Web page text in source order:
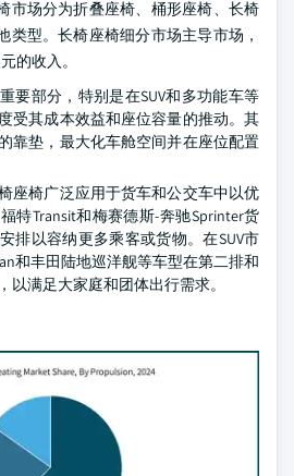
市场分为折叠座椅、桶形座椅、长椅
类型。长椅座椅细分市场主导市场，
的收入。
要部分，特别是在SUV和多功能车等
受其成本效益和座位容量的推动。其
靠垫，最大化车舱空间并在座位配置
座椅广泛应用于货车和公交车中以优
特Transit和梅赛德斯-奔驰Sprinter货
排以容纳更多乘客或货物。在SUV市
和丰田陆地巡洋舰等车型在第二排和
以满足大家庭和团体出行需求。